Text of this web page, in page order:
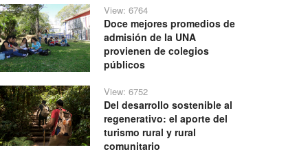
View: 6764
Doce mejores promedios de
admisión de la UNA
provienen de colegios
públicos
View: 6752
Del desarrollo sostenible al
regenerativo: el aporte del
turismo rural y rural
comunitario